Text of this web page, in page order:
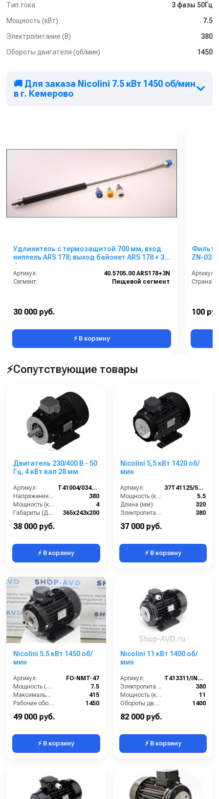
Тип тока
3 фазы 50Гц
Мощность (кВт)
7.5
Электропитание (В)
380
Обороты двигателя (об/мин)
1450
🚚 Для заказа Nicolini 7.5 кВт 1450 об/мин
в г. Кемерово
Удлинитель с термозащитой 700 мм, вход
ниппель ARS 178; выход байонет ARS 178 + 3
форсунки
Артикул:
40.5705.00 ARS178+3N
Сегмент:
Пищевой сегмент
30 000 руб.
⚡ В корзину
Фильтр
ZN-
Артикул:
Страна-
100
⚡Сопутствующие товары
Двигатель 230/400 В - 50
Гц, 4 кВт вал 28 мм
Артикул:
T41004/034BA2M0
Напряжение (В):
380
Мощность (кВт):
4
Габариты (ДхШхВ):
365x243x200
Обороты двигателя (об/мин):
38 000 руб.
⚡ В корзину
Nicolini 5,5 кВт 1420 об/
мин
Артикул:
37T41125/5IN1A2M0
Мощность (кВт):
5.5
Длина (мм):
320
Электропитание (В):
380
Обороты двигателя (об/мин):
37 000 руб.
⚡ В корзину
Nicolini 5.5 кВт 1450 об/
мин
Артикул:
FO-NMT-47
Мощность (л/с):
7.5
Максимальное напряжение (В):
415
Рабочие обороты вала (об/мин):
1450
49 000 руб.
⚡ В корзину
Nicolini 11 кВт 1400 об/
мин
Артикул:
T413311/IN1G4M0
Электропитание (В):
380
Мощность (кВт):
11
Обороты двигателя (об/мин):
1400
82 000 руб.
⚡ В корзину